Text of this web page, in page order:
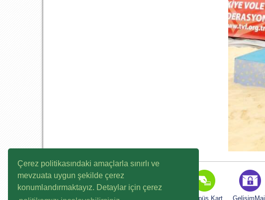
Çerez politikasındaki amaçlarla sınırlı ve
mevzuata uygun şekilde çerez
konumlandırmaktayız. Detaylar için çerez
Kampüs Kart GelişimMail